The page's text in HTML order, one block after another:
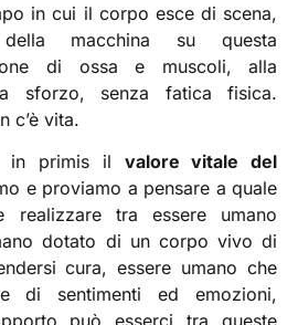
in cui il corpo esce di scena,
macchina su questa
di ossa e muscoli, alla
sforzo, senza fatica fisica.
c’è vita.
in primis il valore vitale del
e proviamo a pensare a quale
realizzare tra essere umano
dotato di un corpo vivo di
cura, essere umano che
di sentimenti ed emozioni,
può esserci tra queste